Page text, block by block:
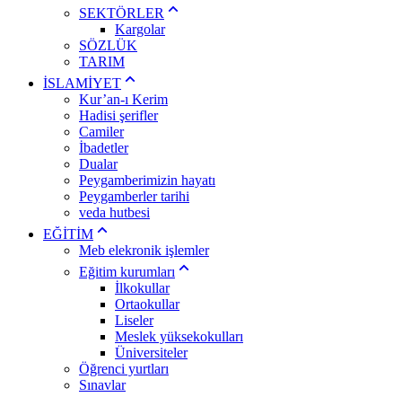
SEKTÖRLER
Kargolar
SÖZLÜK
TARIM
İSLAMİYET
Kur’an-ı Kerim
Hadisi şerifler
Camiler
İbadetler
Dualar
Peygamberimizin hayatı
Peygamberler tarihi
veda hutbesi
EĞİTİM
Meb elekronik işlemler
Eğitim kurumları
İlkokullar
Ortaokullar
Liseler
Meslek yüksekokulları
Üniversiteler
Öğrenci yurtları
Sınavlar